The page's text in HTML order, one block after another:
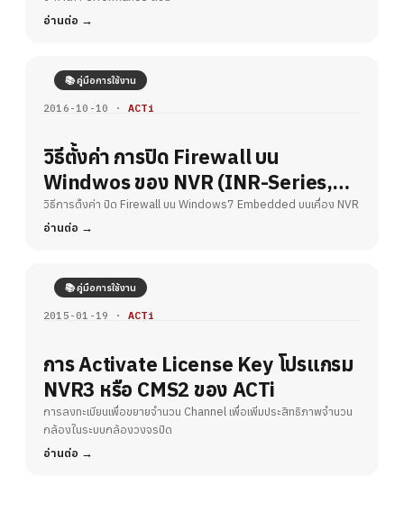
อ่านต่อ
📚 คู่มือการใช้งาน
2016-10-10 · ACTi
วิธีตั้งค่า การปิด Firewall บน
Windwos ของ NVR (INR-Series,
MNR Series)
วิธีการตั้งค่า ปิด Firewall บน Windows7 Embedded บนเคื่อง NVR
อ่านต่อ
📚 คู่มือการใช้งาน
2015-01-19 · ACTi
การ Activate License Key โปรแกรม
NVR3 หรือ CMS2 ของ ACTi
การลงทะเบียนเพื่อขยายจำนวน Channel เพื่อเพิ่มประสิทธิภาพจำนวน
กล้องในระบบกล้องวงจรปิด
อ่านต่อ